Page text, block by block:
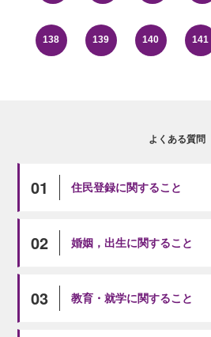
138 139 140 141
よくある質問
01 住民登録に関すること
02 婚姻，出生に関すること
03 教育・就学に関すること